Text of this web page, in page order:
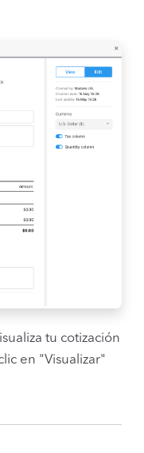
tu cotización
en "Visualizar"